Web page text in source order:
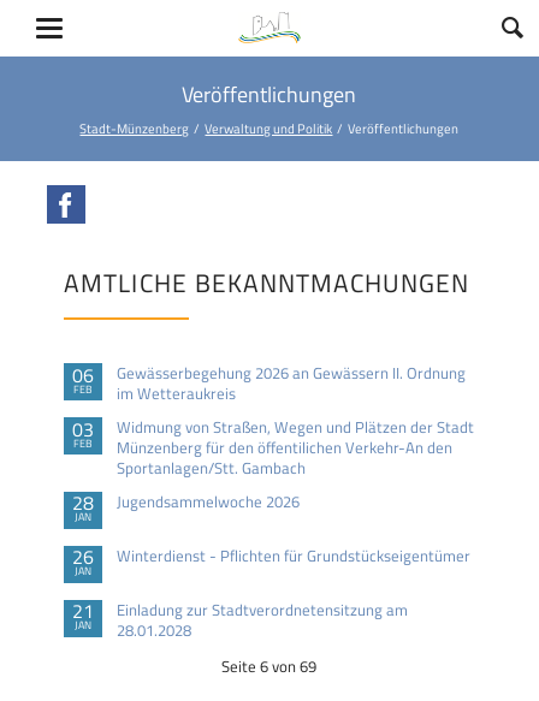
Veröffentlichungen
Stadt-Münzenberg Verwaltung und Politik Veröffentlichungen
AMTLICHE BEKANNTMACHUNGEN
06
FEB
Gewässerbegehung 2026 an Gewässern II. Ordnung
im Wetteraukreis
03
FEB
Widmung von Straßen, Wegen und Plätzen der Stadt
Münzenberg für den öffentilichen Verkehr-An den
Sportanlagen/Stt. Gambach
28
JAN
Jugendsammelwoche 2026
26
JAN
Winterdienst - Pflichten für Grundstückseigentümer
21
JAN
Einladung zur Stadtverordnetensitzung am
28.01.2028
Seite 6 von 69